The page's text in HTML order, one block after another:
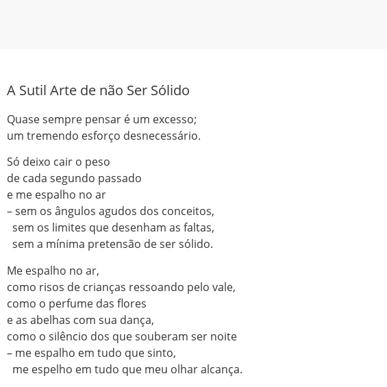
A Sutil Arte de não Ser Sólido
Quase sempre pensar é um excesso;
um tremendo esforço desnecessário.
Só deixo cair o peso
de cada segundo passado
e me espalho no ar
– sem os ângulos agudos dos conceitos,
sem os limites que desenham as faltas,
sem a mínima pretensão de ser sólido.
Me espalho no ar,
como risos de crianças ressoando pelo vale,
como o perfume das flores
e as abelhas com sua dança,
como o silêncio dos que souberam ser noite
– me espalho em tudo que sinto,
me espelho em tudo que meu olhar alcança.